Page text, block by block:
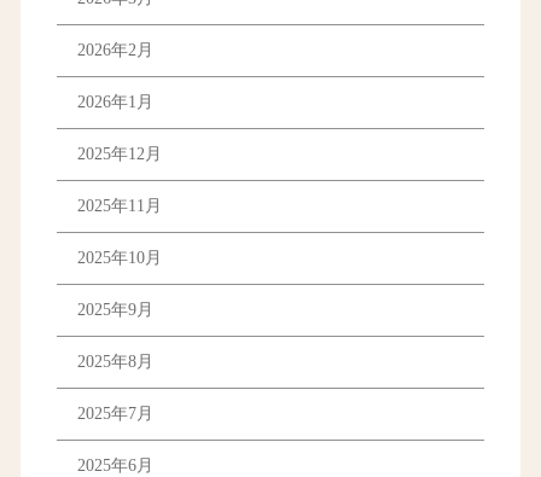
2026年2月
2026年1月
2025年12月
2025年11月
2025年10月
2025年9月
2025年8月
2025年7月
2025年6月